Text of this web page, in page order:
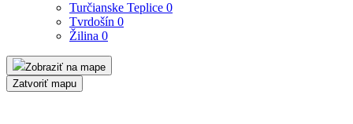
Turčianske Teplice 0
Tvrdošín 0
Žilina 0
Zobraziť na mape
Zatvoriť mapu